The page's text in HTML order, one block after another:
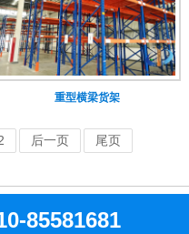
重型横梁货架
后一页 尾页
85581681